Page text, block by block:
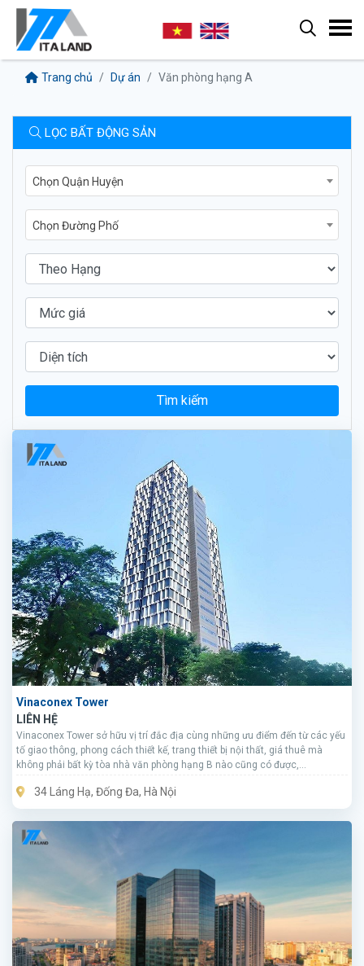
Trang chủ Dự án Văn phòng hạng A
LỌC BẤT ĐỘNG SẢN
Chọn Quận Huyện
Chọn Đường Phố
Tìm kiếm
Vinaconex Tower
LIÊN HỆ
Vinaconex Tower sở hữu vị trí đắc địa cùng những ưu điểm đến từ các yếu
tố giao thông, phong cách thiết kế, trang thiết bị nội thất, giá thuê mà
không phải bất kỳ tòa nhà văn phòng hạng B nào cũng có được,
dịch vụ từ các khách hàng.
34 Láng Hạ, Đống Đa, Hà Nội